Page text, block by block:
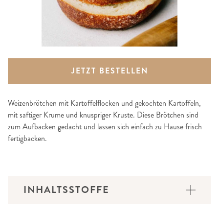
JETZT BESTELLEN
Weizenbrötchen mit Kartoffelflocken und gekochten Kartoffeln,
mit saftiger Krume und knuspriger Kruste. Diese Brötchen sind
zum Aufbacken gedacht und lassen sich einfach zu Hause frisch
fertigbacken.
INHALTSSTOFFE